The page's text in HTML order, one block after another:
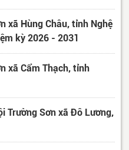
xã Hùng Châu, tỉnh Nghệ
kỳ 2026 - 2031
xã Cẩm Thạch, tỉnh
Trường Sơn xã Đô Lương,